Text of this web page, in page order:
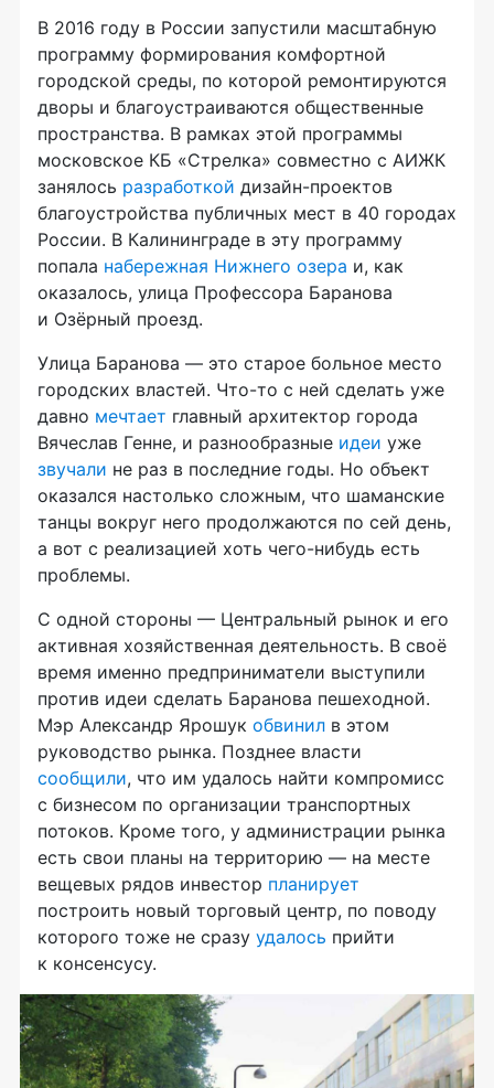
В 2016 году в России запустили масштабную
программу формирования комфортной
городской среды, по которой ремонтируются
дворы и благоустраиваются общественные
пространства. В рамках этой программы
московское КБ «Стрелка» совместно с АИЖК
занялось разработкой дизайн-проектов
благоустройства публичных мест в 40 городах
России. В Калининграде в эту программу
попала набережная Нижнего озера и, как
оказалось, улица Профессора Баранова
и Озёрный проезд.
Улица Баранова — это старое больное место
городских властей. Что-то с ней сделать уже
давно мечтает главный архитектор города
Вячеслав Генне, и разнообразные идеи уже
звучали не раз в последние годы. Но объект
оказался настолько сложным, что шаманские
танцы вокруг него продолжаются по сей день,
а вот с реализацией хоть чего-нибудь есть
проблемы.
С одной стороны — Центральный рынок и его
активная хозяйственная деятельность. В своё
время именно предприниматели выступили
против идеи сделать Баранова пешеходной.
Мэр Александр Ярошук обвинил в этом
руководство рынка. Позднее власти
сообщили, что им удалось найти компромисс
с бизнесом по организации транспортных
потоков. Кроме того, у администрации рынка
есть свои планы на территорию — на месте
вещевых рядов инвестор планирует
построить новый торговый центр, по поводу
которого тоже не сразу удалось прийти
к консенсусу.